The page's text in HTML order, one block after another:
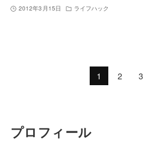
2012年3月15日 ライフハック
1 2 3
プロフィール